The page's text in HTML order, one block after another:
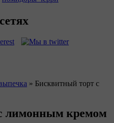
» Бисквитный торт с
лимонным кремом